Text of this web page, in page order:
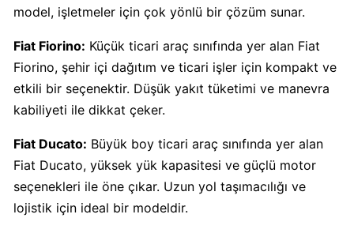
Sahibi
Kim?
KFC
Boykot
KFC
Kimin
Sahibi
Kim?
model, işletmeler için çok yönlü bir çözüm sunar.
Fiat Fiorino: Küçük ticari araç sınıfında yer alan Fiat
Fiorino, şehir içi dağıtım ve ticari işler için kompakt ve
etkili bir seçenektir. Düşük yakıt tüketimi ve manevra
kabiliyeti ile dikkat çeker.
Fiat Ducato: Büyük boy ticari araç sınıfında yer alan
Fiat Ducato, yüksek yük kapasitesi ve güçlü motor
seçenekleri ile öne çıkar. Uzun yol taşımacılığı ve
lojistik için ideal bir modeldir.